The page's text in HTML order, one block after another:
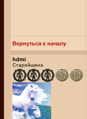
Вернуться к началу
hdmi
Старейшина